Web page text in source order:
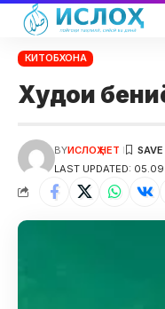
КИТОБХОНА
Худои
LAST UPDATED:
BYИСЛОҲ НЕТ